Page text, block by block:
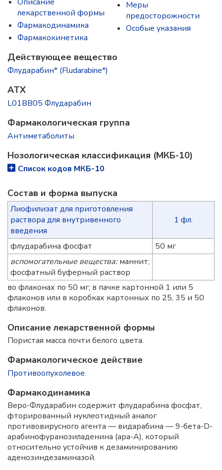
лекарственной формы
Фармакодинамика
Фармакокинетика
Меры
предосторожности
Особые указания
Действующее вещество
Флударабин* (Fludarabine*)
ATX
L01BB05 Флударабин
Фармакологическая группа
Антиметаболиты
Нозологическая классификация (МКБ-10)
Список кодов МКБ-10
Состав и форма выпускa
Лиофилизат для приготовления
раствора для внутривенного
введения
1 фл.
флударабина фосфат
50 мг
вспомогательные вещества:маннит;
фосфатный буферный раствор
во флаконах по 50 мг; в пачке картонной 1 или 5
флаконов или в коробках картонных по 25, 35 и 50
флаконов.
Описание лекарственной формы
Пористая масса почти белого цвета.
Фармакологическое действие
Противоопухолевое.
Фармакодинамика
Веро-Флударабин содержит флударабина фосфат,
фторированный нуклеотидный аналог
противовирусного агента — видарабина — 9-бета-D-
арабинофуранозиладенина (ара-А), который
относительно устойчив к дезаминированию
аденозиндезаминазой.